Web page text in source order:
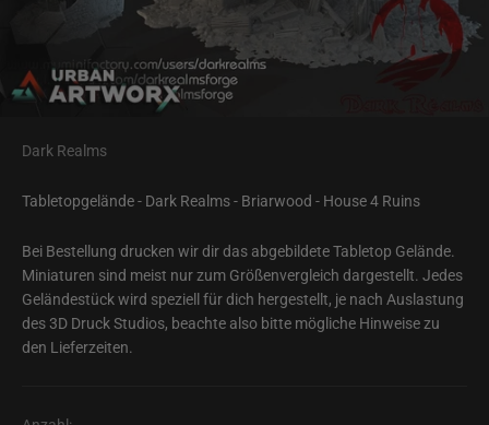
Dark Realms
Tabletopgelände - Dark Realms - Briarwood - House 4 Ruins
Bei Bestellung drucken wir dir das abgebildete Tabletop Gelände.
Miniaturen sind meist nur zum Größenvergleich dargestellt. Jedes
Geländestück wird speziell für dich hergestellt, je nach Auslastung
des 3D Druck Studios, beachte also bitte mögliche Hinweise zu
den Lieferzeiten.